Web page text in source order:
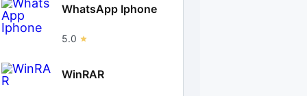
WhatsApp Iphone
5.0
WinRAR